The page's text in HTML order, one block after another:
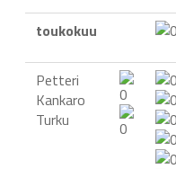
toukokuu
Petteri
Kankaro
Turku